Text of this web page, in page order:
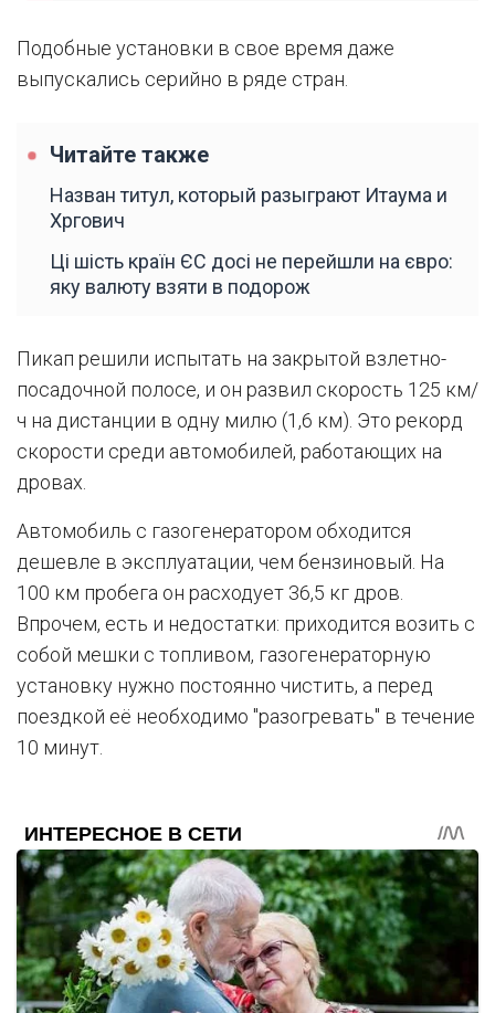
Подобные установки в свое время даже
выпускались серийно в ряде стран.
Читайте также
Назван титул, который разыграют Итаума и
Хргович
Ці шість країн ЄС досі не перейшли на євро:
яку валюту взяти в подорож
Пикап решили испытать на закрытой взлетно-
посадочной полосе, и он развил скорость 125 км/
ч на дистанции в одну милю (1,6 км). Это рекорд
скорости среди автомобилей, работающих на
дровах.
Автомобиль с газогенератором обходится
дешевле в эксплуатации, чем бензиновый. На
100 км пробега он расходует 36,5 кг дров.
Впрочем, есть и недостатки: приходится возить с
собой мешки с топливом, газогенераторную
установку нужно постоянно чистить, а перед
поездкой её необходимо "разогревать" в течение
10 минут.